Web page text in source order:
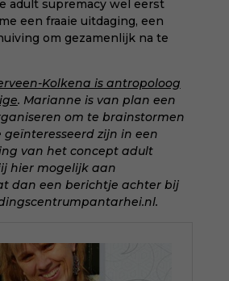
adult supremacy wel eerst
een fraaie uitdaging, een
om gezamenlijk na te
Kolkena is antropoloog
. Marianne is van plan een
om te brainstormen
zijn in een
van het concept adult
hier mogelijk aan
dan een berichtje achter bij